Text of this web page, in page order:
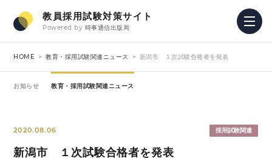
教員採用試験対策サイト
Powered by 時事通信出版局
HOME 教育・採用試験関連ニュース 新潟市 １次試験合格者を発表
お知らせ 教育・採用試験関連ニュース
2020.08.06 採用試験関連
新潟市 １次試験合格者を発表